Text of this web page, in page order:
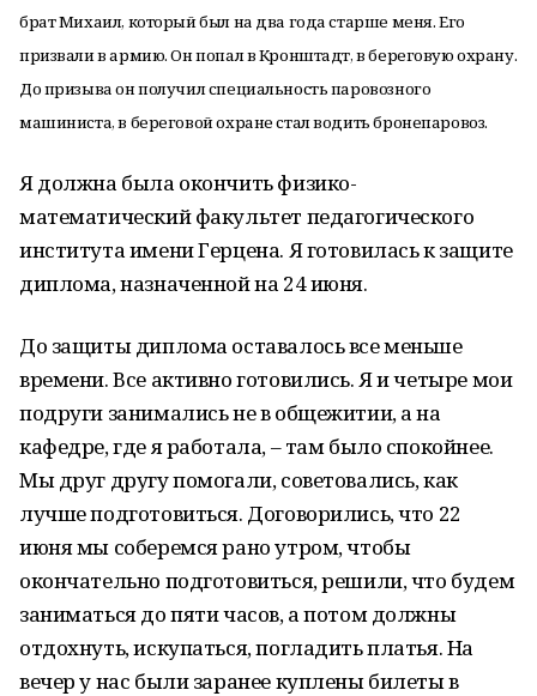
брат Михаил, который был на два года старше меня. Его
призвали в армию. Он попал в Кронштадт, в береговую охрану.
До призыва он получил специальность паровозного
машиниста, в береговой охране стал водить бронепаровоз.
Я должна была окончить физико-
математический факультет педагогического
института имени Герцена. Я готовилась к защите
диплома, назначенной на 24 июня.
До защиты диплома оставалось все меньше
времени. Все активно готовились. Я и четыре мои
подруги занимались не в общежитии, а на
кафедре, где я работала, – там было спокойнее.
Мы друг другу помогали, советовались, как
лучше подготовиться. Договорились, что 22
июня мы соберемся рано утром, чтобы
окончательно подготовиться, решили, что будем
заниматься до пяти часов, а потом должны
отдохнуть, искупаться, погладить платья. На
вечер у нас были заранее куплены билеты в